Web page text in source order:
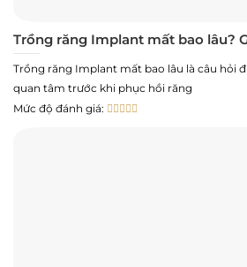
Trồng răng Implant mất bao lâu?
Trồng răng Implant mất bao lâu là câu hỏi
quan tâm trước khi phục hồi răng
Mức độ đánh giá: